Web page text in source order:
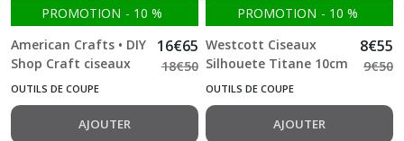
PROMOTION - 10 %
American Crafts • DIY
Shop Craft ciseaux
Rose Gold 20cm
16€65
18€50
OUTILS DE COUPE
AJOUTER
PROMOTION - 10 %
Westcott Ciseaux
Silhouete Titane 10cm
8€55
9€50
OUTILS DE COUPE
AJOUTER